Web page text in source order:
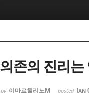
의존의 진리는
by 이마르첼리노M posted Jan